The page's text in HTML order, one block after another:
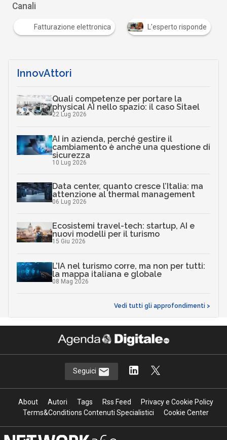
Canali
Fatturazione elettronica L'esperto risponde
InnovAttori
Quali competenze per portare la
physical AI nello spazio: il caso Sitael
22 Lug 2026
AI in azienda, perché gestire il
cambiamento è anche una questione di
sicurezza
10 Lug 2026
Data center, quanto cresce l’Italia: ma
attenzione al thermal management
06 Lug 2026
Ecosistemi travel-tech: startup, AI e
nuovi modelli per il turismo
15 Giu 2026
L’IA nel turismo corre, ma non per tutti:
la mappa italiana e globale
08 Mag 2026
Vedi tutti gli approfondimenti >
Seguici
About Autori Tags Rss Feed
Privacy e Cookie Policy
Terms&Conditions Contenuti Specialistici
Cookie Center